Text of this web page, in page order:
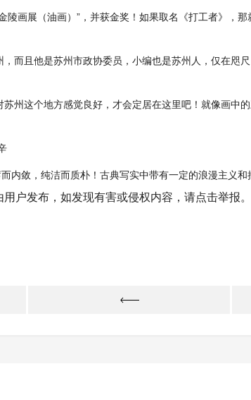
陵画展（油画）”，并获金奖！如果取名《打工者》，
而且他是苏州市政协委员，小编也是苏州人，仅在咫
州这个地方感觉良好，才会定居在这里吧！就像画中
内敛，纯洁而质朴！古典写实中带有一定的浪漫主义和
户发布，如发现有害或侵权内容，请点击举报。